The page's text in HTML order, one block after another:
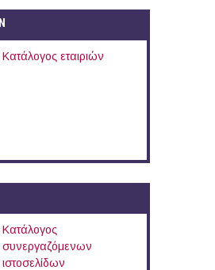
Κατάλογος εταιριών
Κατάλογος
συνεργαζόμενων
ιστοσελίδων